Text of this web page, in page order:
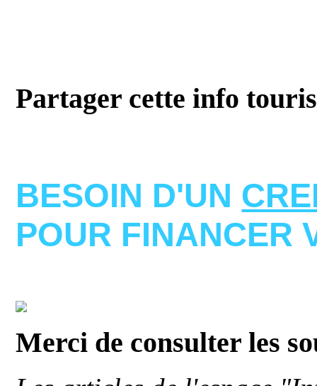
Partager cette info
BESOIN D'UN
POUR FINANCER
Merci de consulter les